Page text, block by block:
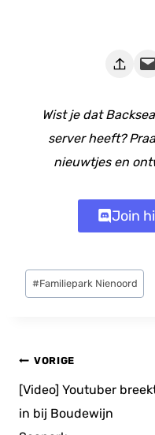
Deze pagina e-mailen
Wist je dat
server heeft?
nieuwtjes en
Join
Bericht
tags:
#Familiepark Nienoord
Bericht
navigatie
VORIGE
[Video] Youtuber
in bij Boudewijn